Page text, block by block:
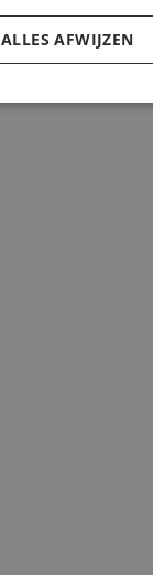
ALLES AFWIJZEN